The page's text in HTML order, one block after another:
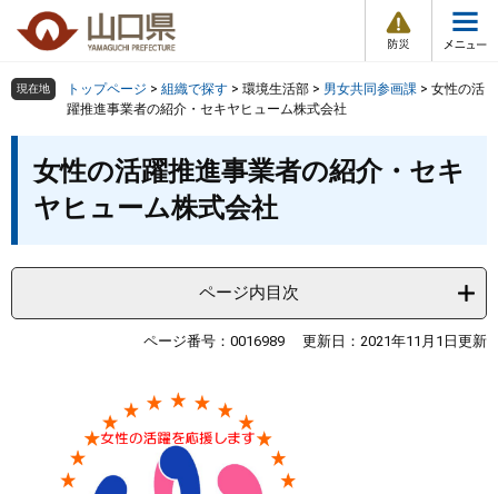
の
頭
ー
飛
情
報
メ
ュ
組織で探す
教育・文化・スポーツ
しごと・産業・観光
検索の仕方 組織で探す サイトマップで探す
現在地 トップページ > 組織で探す > 環境生活部 > 男女共同参画課 > 女性の活
躍推進事業者の紹介・セキヤヒューム株式会社
女性の活躍推進事業者の紹介・セキ
ヤヒューム株式会社
ページ内目次
ページ番号：0016989 更新日：2021年11月1日更新